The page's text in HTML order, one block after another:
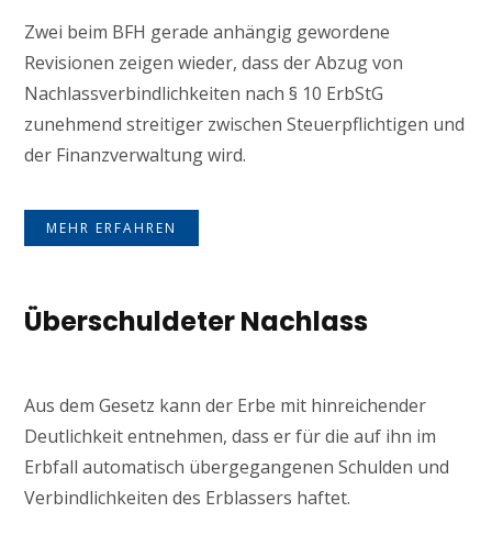
Zwei beim BFH gerade anhängig gewordene
Revisionen zeigen wieder, dass der Abzug von
Nachlassverbindlichkeiten nach § 10 ErbStG
zunehmend streitiger zwischen Steuerpflichtigen und
der Finanzverwaltung wird.
MEHR ERFAHREN
Überschuldeter Nachlass
Aus dem Gesetz kann der Erbe mit hinreichender
Deutlichkeit entnehmen, dass er für die auf ihn im
Erbfall automatisch übergegangenen Schulden und
Verbindlichkeiten des Erblassers haftet.